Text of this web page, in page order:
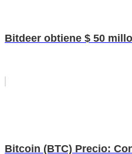
Bitdeer obtiene $ 50
Bitcoin (BTC) Precio: